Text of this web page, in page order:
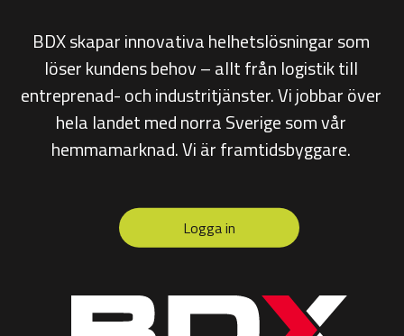
BDX skapar innovativa helhetslösningar som
löser kundens behov – allt från logistik till
entreprenad- och industritjänster. Vi jobbar över
hela landet med norra Sverige som vår
hemmamarknad. Vi är framtidsbyggare.
Logga in